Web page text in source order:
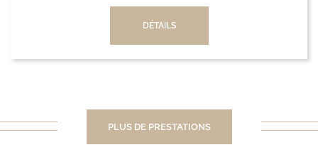
DÉTAILS
PLUS DE PRESTATIONS